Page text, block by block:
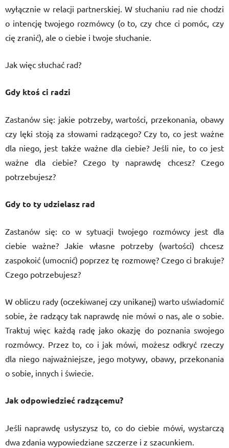
wyłącznie w relacji partnerskiej. W słuchaniu rad nie chodzi
o intencję twojego rozmówcy (o to, czy chce ci pomóc, czy
cię zranić), ale o ciebie i twoje słuchanie.
Jak więc słuchać rad?
Gdy ktoś ci radzi
Zastanów się: jakie potrzeby, wartości, przekonania, obawy
czy lęki stoją za słowami radzącego? Czy to, co jest ważne
dla niego, jest także ważne dla ciebie? Jeśli nie, to co jest
ważne dla ciebie? Czego ty naprawdę chcesz? Czego
potrzebujesz?
Gdy to ty udzielasz rad
Zastanów się: co w sytuacji twojego rozmówcy jest dla
ciebie ważne? Jakie własne potrzeby (wartości) chcesz
zaspokoić (umocnić) poprzez tę rozmowę? Czego ci brakuje?
Czego potrzebujesz?
W obliczu rady (oczekiwanej czy unikanej) warto uświadomić
sobie, że radzący tak naprawdę nie mówi o nas, ale o sobie.
Traktuj więc każdą radę jako okazję do poznania swojego
rozmówcy. Przez to, co i jak mówi, możesz odkryć rzeczy
dla niego najważniejsze, jego motywy, obawy, przekonania
o sobie, innych i świecie.
Jak odpowiedzieć radzącemu?
Jeśli naprawdę usłyszysz to, co do ciebie mówi, wystarczą
dwa zdania wypowiedziane szczerze i z szacunkiem.